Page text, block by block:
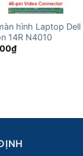
hình Laptop Dell
14R N4010
₫